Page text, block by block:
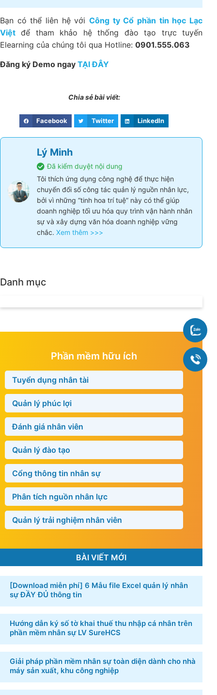
Bạn có thể liên hệ với Công ty Cổ phần tin học Lạc
Việt để tham khảo hệ thống đào tạo trực tuyến
Elearning của chúng tôi qua Hotline: 0901.555.063
Đăng ký Demo ngay TẠI ĐÂY
Chia sẻ bài viết:
Facebook Twitter LinkedIn
Lý Minh
Đã kiểm duyệt nội dung
Tôi thích ứng dụng công nghệ để thực hiện
chuyển đổi số công tác quản lý nguồn nhân lực,
bởi vì những “tinh hoa trí tuệ” này có thể giúp
doanh nghiệp tối ưu hóa quy trình vận hành nhân
sự và xây dựng văn hóa doanh nghiệp vững
chắc.Xem thêm >>>
Danh mục
Phần mềm hữu ích
Tuyển dụng nhân tài
Quản lý phúc lợi
Đánh giá nhân viên
Quản lý đào tạo
Cổng thông tin nhân sự
Phân tích nguồn nhân lực
Quản lý trải nghiệm nhân viên
BÀI VIẾT MỚI
[Download miễn phí] 6 ​Mẫu file Excel quản lý nhân
sự​ ĐẦY ĐỦ thông tin
Hướng dẫn ký số tờ khai thuế thu nhập cá nhân trên
phần mềm nhân sự LV SureHCS
Giải pháp phần mềm nhân sự toàn diện dành cho nhà
máy sản xuất, khu công nghiệp